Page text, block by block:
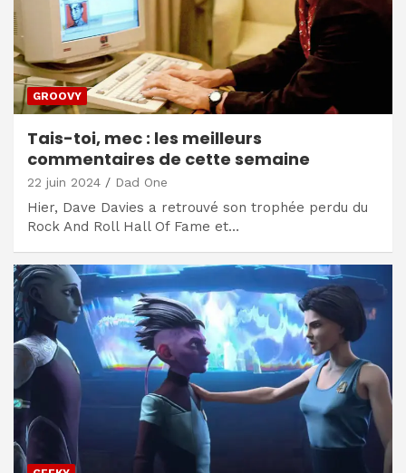
GROOVY
Tais-toi, mec : les meilleurs
commentaires de cette semaine
22 juin 2024 Dad One
Hier, Dave Davies a retrouvé son trophée perdu du
Rock And Roll Hall Of Fame et…